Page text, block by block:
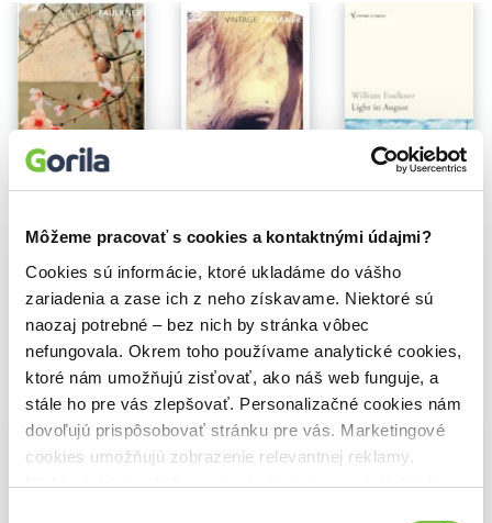
Môžeme pracovať s cookies a kontaktnými údajmi?
Cookies sú informácie, ktoré ukladáme do vášho
zariadenia a zase ich z neho získavame. Niektoré sú
naozaj potrebné – bez nich by stránka vôbec
nefungovala. Okrem toho používame analytické cookies,
ktoré nám umožňujú zisťovať, ako náš web funguje, a
stále ho pre vás zlepšovať. Personalizačné cookies nám
dovoľujú prispôsobovať stránku pre vás. Marketingové
cookies umožňujú zobrazenie relevantnej reklamy.
Niektoré údaje zdieľame aj s tretími stranami. Veľmi by
Na sklade
William Faulkner
8,90€
Na sklade
As I Lay Dying
William Faulkner
9,50€
William Faulkner
12,24€
Vybrané pre teba